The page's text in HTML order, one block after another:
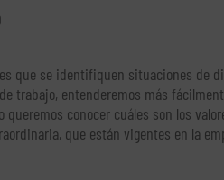
que se identifiquen situaciones de
trabajo, entenderemos más
conocer cuáles son los
que están vigentes en la